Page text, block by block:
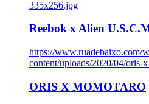
335x256.jpg
Reebok x Alien
https://www.ruadebaixo.com/
content/uploads/2020/04/oris-
ORIS X MOMOTARO